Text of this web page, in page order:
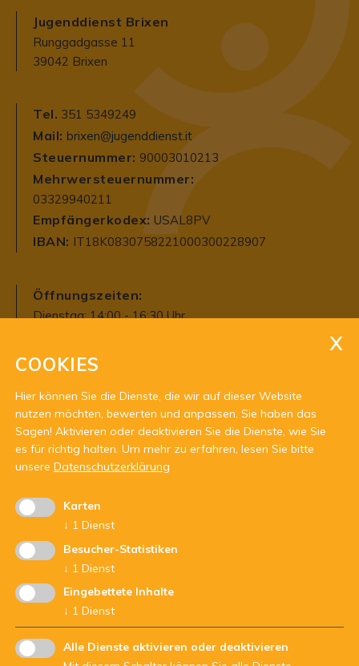
Jugenddienst Brixen
Runggadgasse 11
39042 Brixen
Tel. 351 5349249
Mail: brixen@jugenddienst.it
Steuernummer: 90003010213
Mehrwersteuernummer:
03329940211
Empfängerkodex: USAL8PV
IBAN: IT18K0830758221000300228907
Öffnungszeiten:
Dienstag: 14:00 - 16:30 Uhr
telefonisch oder per Mail melden
Mit Unterstützung von:
COOKIES
Hier können Sie die Dienste, die wir auf dieser Website
nutzen möchten, bewerten und anpassen. Sie haben das
Sagen! Aktivieren oder deaktivieren Sie die Dienste, wie Sie
es für richtig halten. Um mehr zu erfahren, lesen Sie bitte
unsere Datenschutzerklärung
Karten
↓ 1 Dienst
Besucher-Statistiken
↓ 1 Dienst
Eingebettete Inhalte
↓ 1 Dienst
Alle Dienste aktivieren oder deaktivieren